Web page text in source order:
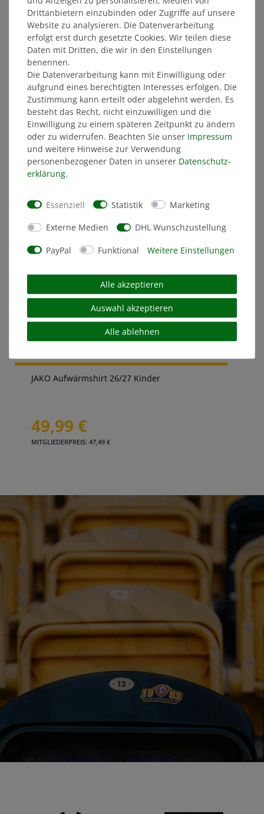
JAKO Trainingsshirt 26/27 Kinder gelb
29,99 €
MITGLIEDERPREIS: 28,49 €
ÄHNLICHE ARTIKEL
NEU
JAKO Aufwärmshirt 26/27 Kinder
49,99 €
MITGLIEDERPREIS: 47,49 €
Drittanbietern einzubinden oder Zugriffe auf unsere
Website zu analysieren. Die Datenverarbeitung
erfolgt erst durch gesetzte Cookies. Wir teilen diese
Daten mit Dritten, die wir in den Einstellungen
benennen.
Die Datenverarbeitung kann mit Einwilligung oder
aufgrund eines berechtigten Interesses erfolgen. Die
Zustimmung kann erteilt oder abgelehnt werden. Es
besteht das Recht, nicht einzuwilligen und die
Einwilligung zu einem späteren Zeitpunkt zu ändern
oder zu widerrufen. Beachten Sie unser Impressum
und weitere Hinweise zur Verwendung
personenbezogener Daten in unserer Daten­schutz­
erklärung.
Essenziell Statistik Marketing
Externe Medien DHL Wunschzustellung
PayPal Funktional Weitere Einstellungen
Alle akzeptieren
Auswahl akzeptieren
Alle ablehnen